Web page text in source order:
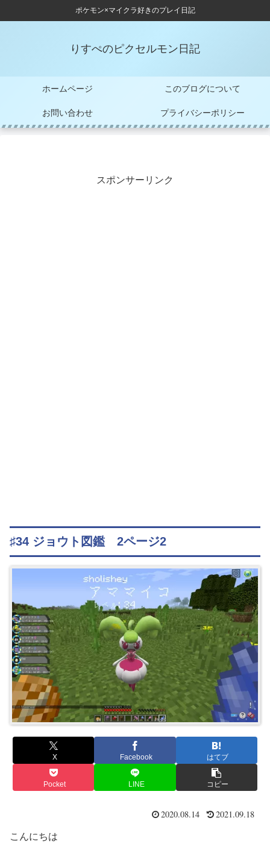
ポケモン×マイクラ好きのプレイ日記
りすぺのピクセルモン日記
ホームページ このブログについて
お問い合わせ プライバシーポリシー
スポンサーリンク
♯34 ジョウト図鑑 2ページ2
X Facebook はてブ
Pocket LINE コピー
2020.08.14 2021.09.18
こんにちは